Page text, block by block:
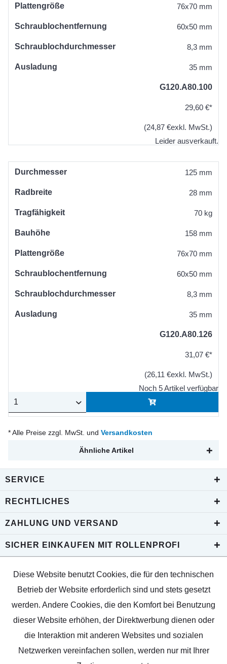
Plattengröße 76x70 mm
Schraublochentfernung 60x50 mm
Schraublochdurchmesser 8,3 mm
Ausladung 35 mm
G120.A80.100
29,60 €*
(24,87 €exkl. MwSt.)
Leider ausverkauft.
Durchmesser 125 mm
Radbreite 28 mm
Tragfähigkeit 70 kg
Bauhöhe 158 mm
Plattengröße 76x70 mm
Schraublochentfernung 60x50 mm
Schraublochdurchmesser 8,3 mm
Ausladung 35 mm
G120.A80.126
31,07 €*
(26,11 €exkl. MwSt.)
Noch 5 Artikel verfügbar
* Alle Preise zzgl. MwSt. und Versandkosten
Ähnliche Artikel
SERVICE
RECHTLICHES
ZAHLUNG UND VERSAND
SICHER EINKAUFEN MIT ROLLENPROFI
Diese Website benutzt Cookies, die für den technischen
Betrieb der Website erforderlich sind und stets gesetzt
werden. Andere Cookies, die den Komfort bei Benutzung
dieser Website erhöhen, der Direktwerbung dienen oder
die Interaktion mit anderen Websites und sozialen
Netzwerken vereinfachen sollen, werden nur mit Ihrer